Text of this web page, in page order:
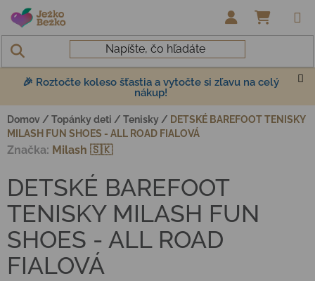
Prejsť na obsah
🎉 Roztočte koleso šťastia a vytočte si zľavu na celý
nákup!
Domov / Topánky deti / Tenisky / DETSKÉ BAREFOOT TENISKY
MILASH FUN SHOES - ALL ROAD FIALOVÁ
DETSKÉ BAREFOOT
TENISKY MILASH FUN
SHOES - ALL ROAD
FIALOVÁ
Značka: Milash 🇸🇰